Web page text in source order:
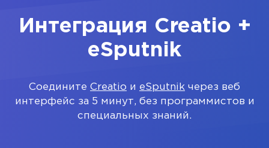
Интеграция Creatio +
eSputnik
Соедините Creatio и eSputnik через веб
интерфейс за 5 минут, без программистов и
специальных знаний.